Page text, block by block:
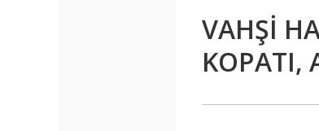
VAHŞİ
KOPATI,